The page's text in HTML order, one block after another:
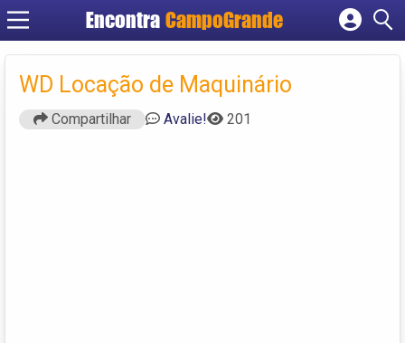
Encontra CampoGrande
Cadastrar empresa
Criar conta
WD Locação de Maquinário
Compartilhar Avalie! 201